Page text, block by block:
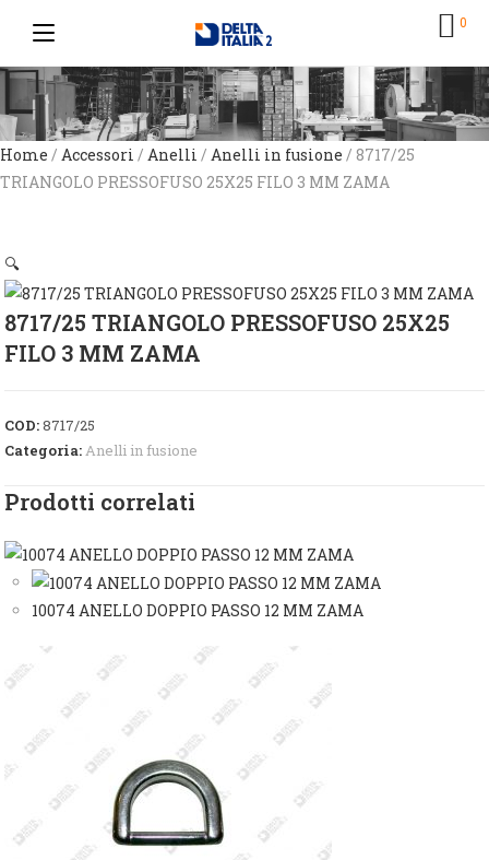
0
Home / Accessori / Anelli / Anelli in fusione / 8717/25
TRIANGOLO PRESSOFUSO 25X25 FILO 3 MM ZAMA
🔍
8717/25 TRIANGOLO PRESSOFUSO 25X25
FILO 3 MM ZAMA
COD:8717/25
Categoria:Anelli in fusione
Prodotti correlati
10074 ANELLO DOPPIO PASSO 12 MM ZAMA